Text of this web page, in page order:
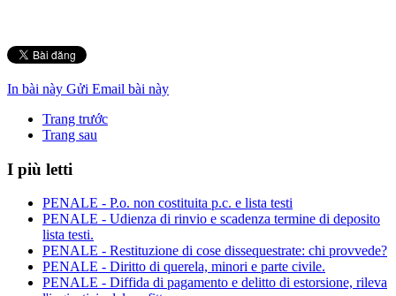
In bài này Gửi Email bài này
Trang trước
Trang sau
I più letti
PENALE - P.o. non costituita p.c. e lista testi
PENALE - Udienza di rinvio e scadenza termine di deposito
lista testi.
PENALE - Restituzione di cose dissequestrate: chi provvede?
PENALE - Diritto di querela, minori e parte civile.
PENALE - Diffida di pagamento e delitto di estorsione, rileva